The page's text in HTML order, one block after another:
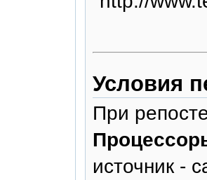
Условия
При
источник -